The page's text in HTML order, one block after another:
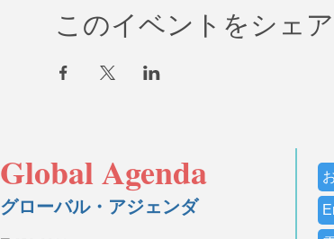
このイベントをシェア
Global Agenda
グローバル・アジェンダ